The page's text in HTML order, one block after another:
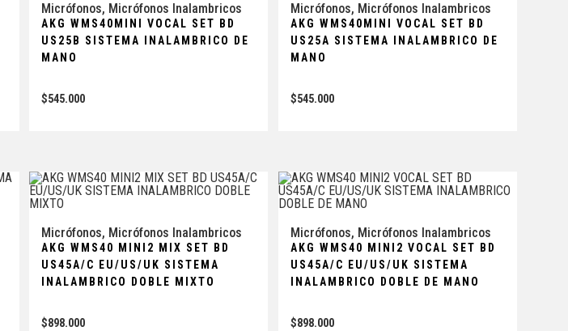
Micrófonos, Micrófonos Inalambricos
AKG WMS40MINI VOCAL SET BD
US25B SISTEMA INALAMBRICO DE
MANO
$545.000
Micrófonos, Micrófonos Inalambricos
AKG WMS40MINI VOCAL SET BD
US25A SISTEMA INALAMBRICO DE
MANO
$545.000
Micrófonos, Micrófonos Inalambricos
AKG WMS40 MINI2 MIX SET BD
US45A/C EU/US/UK SISTEMA
INALAMBRICO DOBLE MIXTO
$898.000
Micrófonos, Micrófonos Inalambricos
AKG WMS40 MINI2 VOCAL SET BD
US45A/C EU/US/UK SISTEMA
INALAMBRICO DOBLE DE MANO
$898.000